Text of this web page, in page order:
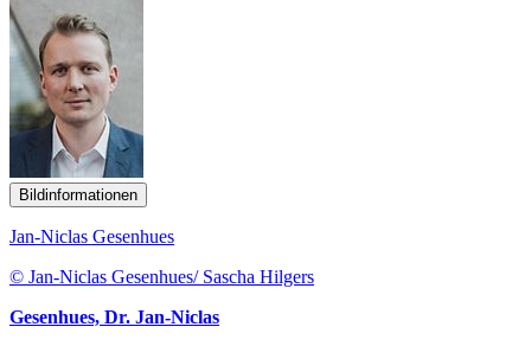
Bildinformationen
Jan-Niclas Gesenhues
© Jan-Niclas Gesenhues/ Sascha Hilgers
Gesenhues, Dr. Jan-Niclas